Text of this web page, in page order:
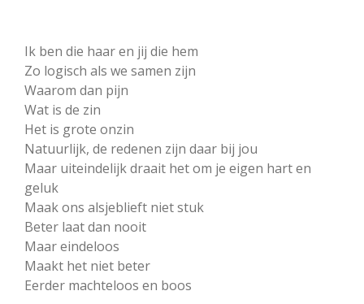
Ik ben die haar en jij die hem
Zo logisch als we samen zijn
Waarom dan pijn
Wat is de zin
Het is grote onzin
Natuurlijk, de redenen zijn daar bij jou
Maar uiteindelijk draait het om je eigen hart en
geluk
Maak ons alsjeblieft niet stuk
Beter laat dan nooit
Maar eindeloos
Maakt het niet beter
Eerder machteloos en boos